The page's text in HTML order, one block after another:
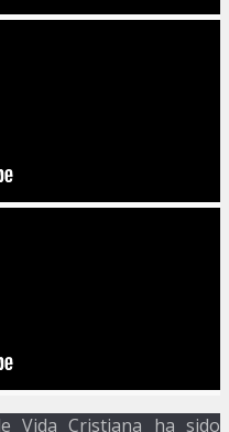
Vida Cristiana ha sido